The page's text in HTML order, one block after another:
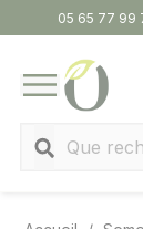
05 65 77 99
MENU
Panneau de